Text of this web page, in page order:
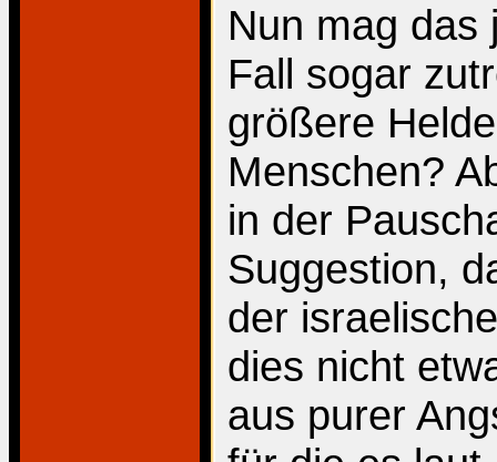
Nun mag das
Fall sogar
größere
Menschen?
in der
Suggestion,
der
dies nicht
aus purer